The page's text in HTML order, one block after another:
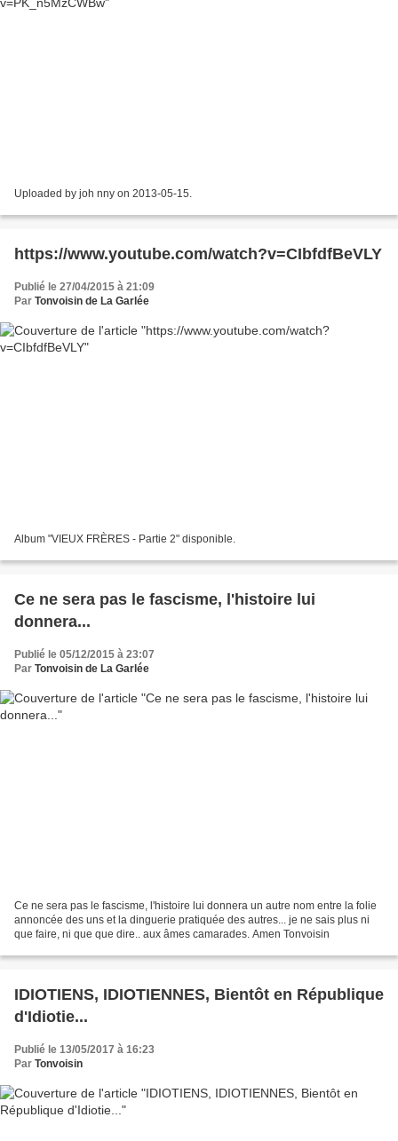
Uploaded by joh nny on 2013-05-15.
https://www.youtube.com/watch?v=CIbfdfBeVLY
Publié le 27/04/2015 à 21:09
Par Tonvoisin de La Garlée
Album "VIEUX FRÈRES - Partie 2" disponible.
Ce ne sera pas le fascisme, l'histoire lui
donnera...
Publié le 05/12/2015 à 23:07
Par Tonvoisin de La Garlée
Ce ne sera pas le fascisme, l'histoire lui donnera un autre nom entre la folie
annoncée des uns et la dinguerie pratiquée des autres... je ne sais plus ni
que faire, ni que que dire.. aux âmes camarades. Amen Tonvoisin
IDIOTIENS, IDIOTIENNES, Bientôt en République
d'Idiotie...
Publié le 13/05/2017 à 16:23
Par Tonvoisin